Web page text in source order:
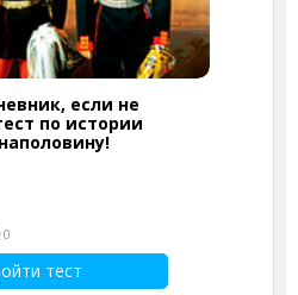
если не
по истории
0
тест